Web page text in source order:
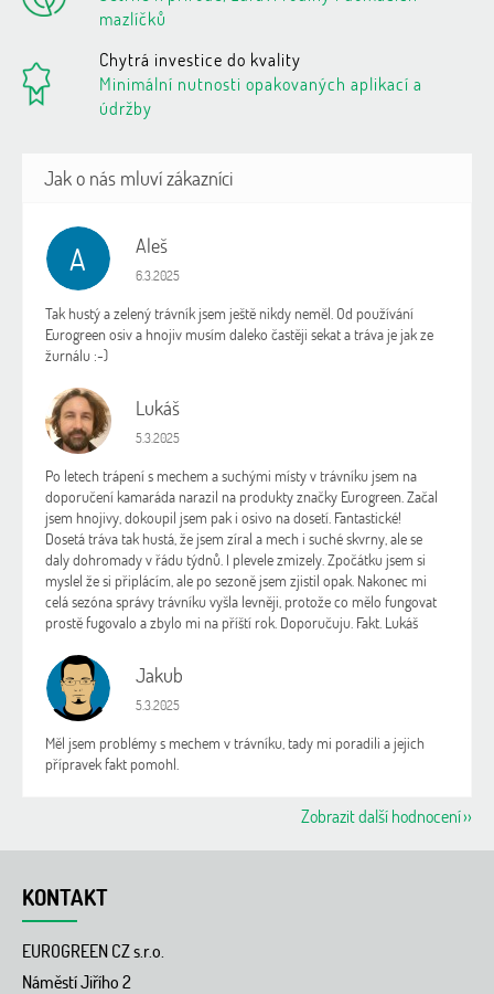
mazlíčků
Chytrá investice do kvality
Minimální nutnosti opakovaných aplikací a
údržby
A Aleš
Hodnocení obchodu je 5 z 5 hvězdiček.
6.3.2025
Tak hustý a zelený trávník jsem ještě nikdy neměl. Od používání
Eurogreen osiv a hnojiv musím daleko častěji sekat a tráva je jak ze
žurnálu :-)
L Lukáš
Hodnocení obchodu je 5 z 5 hvězdiček.
5.3.2025
Po letech trápení s mechem a suchými místy v trávníku jsem na
doporučení kamaráda narazil na produkty značky Eurogreen. Začal
jsem hnojivy, dokoupil jsem pak i osivo na dosetí. Fantastické!
Dosetá tráva tak hustá, že jsem zíral a mech i suché skvrny, ale se
daly dohromady v řádu týdnů. I plevele zmizely. Zpočátku jsem si
myslel že si připlácím, ale po sezoně jsem zjistil opak. Nakonec mi
celá sezóna správy trávníku vyšla levněji, protože co mělo fungovat
prostě fugovalo a zbylo mi na příští rok. Doporučuju. Fakt. Lukáš
J Jakub
Hodnocení obchodu je 5 z 5 hvězdiček.
5.3.2025
Měl jsem problémy s mechem v trávníku, tady mi poradili a jejich
přípravek fakt pomohl.
Zobrazit další hodnocení
KONTAKT
EUROGREEN CZ s.r.o.
Náměstí Jiřího 2